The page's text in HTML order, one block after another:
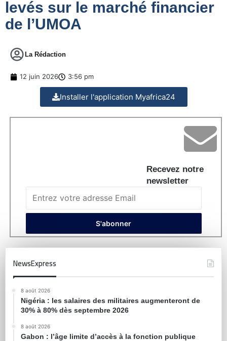
levés sur le marché financier
de l’UMOA
La Rédaction
12 juin 2026 3:56 pm
Installer l'application Myafrica24
Recevez notre
newsletter
NewsExpress
8 août 2026
Nigéria : les salaires des militaires augmenteront de
30% à 80% dès septembre 2026
8 août 2026
Gabon : l’âge limite d’accès à la fonction publique